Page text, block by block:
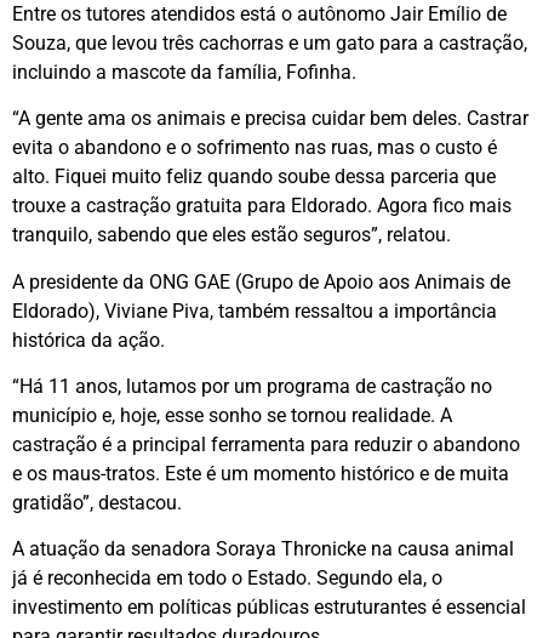
Entre os tutores atendidos está o autônomo Jair Emílio de
Souza, que levou três cachorras e um gato para a castração,
incluindo a mascote da família, Fofinha.
“A gente ama os animais e precisa cuidar bem deles. Castrar
evita o abandono e o sofrimento nas ruas, mas o custo é
alto. Fiquei muito feliz quando soube dessa parceria que
trouxe a castração gratuita para Eldorado. Agora fico mais
tranquilo, sabendo que eles estão seguros”, relatou.
A presidente da ONG GAE (Grupo de Apoio aos Animais de
Eldorado), Viviane Piva, também ressaltou a importância
histórica da ação.
“Há 11 anos, lutamos por um programa de castração no
município e, hoje, esse sonho se tornou realidade. A
castração é a principal ferramenta para reduzir o abandono
e os maus-tratos. Este é um momento histórico e de muita
gratidão”, destacou.
A atuação da senadora Soraya Thronicke na causa animal
já é reconhecida em todo o Estado. Segundo ela, o
investimento em políticas públicas estruturantes é essencial